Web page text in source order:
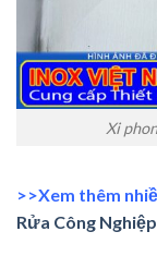
Xi
>>Xem thêm
Rửa Công